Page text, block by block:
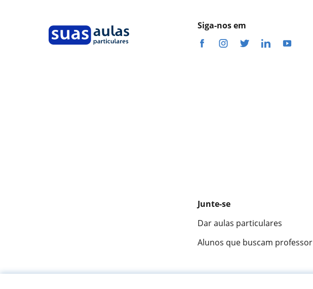
Siga-nos em
Junte-se
Dar aulas particulares
Alunos que buscam professor